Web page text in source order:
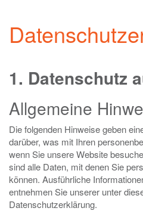
1. Datenschutz
Allgemeine
Die folgenden Hinweise geben
darüber, was mit Ihren
wenn Sie unsere Website
sind alle Daten, mit denen Sie
können. Ausführliche
entnehmen Sie unserer unter
Datenschutzerklärung.